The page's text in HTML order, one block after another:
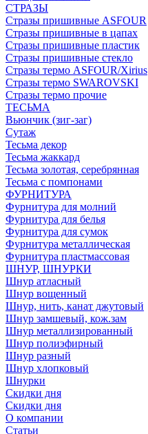
СТРАЗЫ
Стразы пришивные ASFOUR
Стразы пришивные в цапах
Стразы пришивные пластик
Стразы пришивные стекло
Стразы термо ASFOUR/Xirius
Стразы термо SWAROVSKI
Стразы термо прочие
ТЕСЬМА
Вьюнчик (зиг-заг)
Сутаж
Тесьма декор
Тесьма жаккард
Тесьма золотая, серебрянная
Тесьма с помпонами
ФУРНИТУРА
Фурнитура для молний
Фурнитура для белья
Фурнитура для сумок
Фурнитура металлическая
Фурнитура пластмассовая
ШНУР, ШНУРКИ
Шнур атласный
Шнур вощенный
Шнур, нить, канат джутовый
Шнур замшевый, кож.зам
Шнур металлизированный
Шнур полиэфирный
Шнур разный
Шнур хлопковый
Шнурки
Скидки дня
Скидки дня
О компании
Статьи